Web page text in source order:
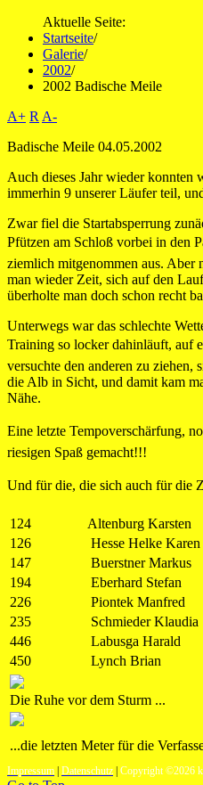
Aktuelle Seite:
Startseite/
Galerie/
2002/
2002 Badische Meile
A+ R A-
Badische Meile 04.05.2002
Auch dieses Jahr wieder konnten
immerhin 9 unserer Läufer teil,
Zwar fiel die Startabsperrung
Pfützen am Schloß vorbei in den
ziemlich mitgenommen aus. Aber
man wieder Zeit, sich auf den
überholte man doch schon recht
Unterwegs war das schlechte
Training so locker dahinläuft, auf
versuchte den anderen zu ziehen,
die Alb in Sicht, und damit kam
Nähe.
Eine letzte Tempoverschärfung,
riesigen Spaß gemacht!!!
Und für die, die sich auch für die
124
Altenburg Karsten
126
Hesse Helke Karen
147
Buerstner Markus
194
Eberhard Stefan
226
Piontek Manfred
235
Schmieder Klaudia
446
Labusga Harald
450
Lynch Brian
Die Ruhe vor dem Sturm ...
...die letzten Meter für die
Impressum Datenschutz Copyright ©2026